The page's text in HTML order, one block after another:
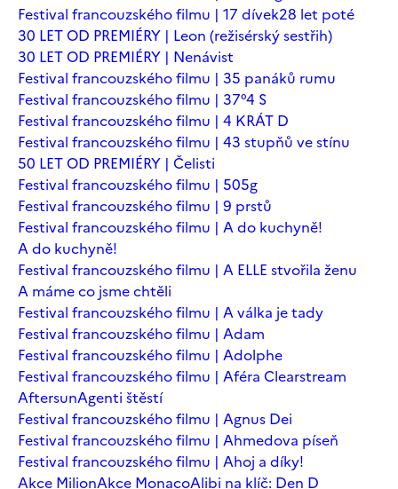
Festival francouzského filmu | 17 dívek28 let poté
30 LET OD PREMIÉRY | Leon (režisérský sestřih)
30 LET OD PREMIÉRY | Nenávist
Festival francouzského filmu | 35 panáků rumu
Festival francouzského filmu | 37°4 S
Festival francouzského filmu | 4 KRÁT D
Festival francouzského filmu | 43 stupňů ve stínu
50 LET OD PREMIÉRY | Čelisti
Festival francouzského filmu | 505g
Festival francouzského filmu | 9 prstů
Festival francouzského filmu | A do kuchyně!
A do kuchyně!
Festival francouzského filmu | A ELLE stvořila ženu
A máme co jsme chtěli
Festival francouzského filmu | A válka je tady
Festival francouzského filmu | Adam
Festival francouzského filmu | Adolphe
Festival francouzského filmu | Aféra Clearstream
AftersunAgenti štěstí
Festival francouzského filmu | Agnus Dei
Festival francouzského filmu | Ahmedova píseň
Festival francouzského filmu | Ahoj a díky!
Akce MilionAkce MonacoAlibi na klíč: Den D